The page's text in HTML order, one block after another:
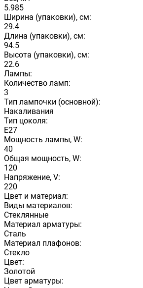
5.985
Ширина (упаковки), см:
29.4
Длина (упаковки), см:
94.5
Высота (упаковки), см:
22.6
Лампы:
Количество ламп:
3
Тип лампочки (основной):
Накаливания
Тип цоколя:
E27
Мощность лампы, W:
40
Общая мощность, W:
120
Напряжение, V:
220
Цвет и материал:
Виды материалов:
Стеклянные
Материал арматуры:
Сталь
Материал плафонов:
Стекло
Цвет:
Золотой
Цвет арматуры: